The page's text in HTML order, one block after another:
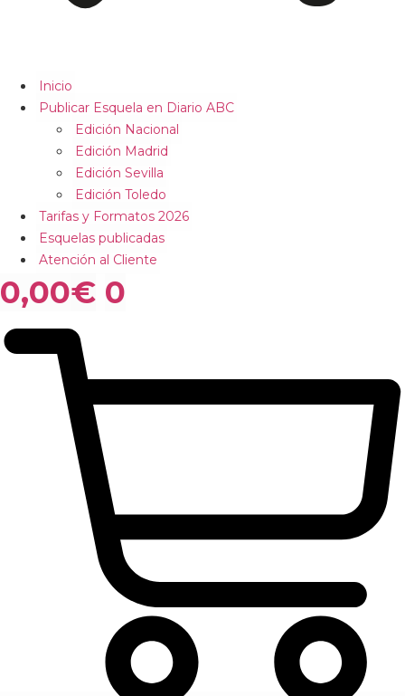
Inicio
Publicar Esquela en Diario ABC
Edición Nacional
Edición Madrid
Edición Sevilla
Edición Toledo
Tarifas y Formatos 2026
Esquelas publicadas
Atención al Cliente
0,00€ 0